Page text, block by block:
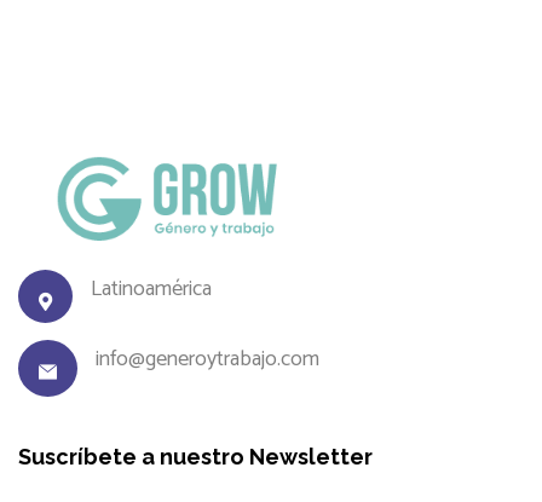
Latinoamérica
info@generoytrabajo.com
Suscríbete a nuestro Newsletter